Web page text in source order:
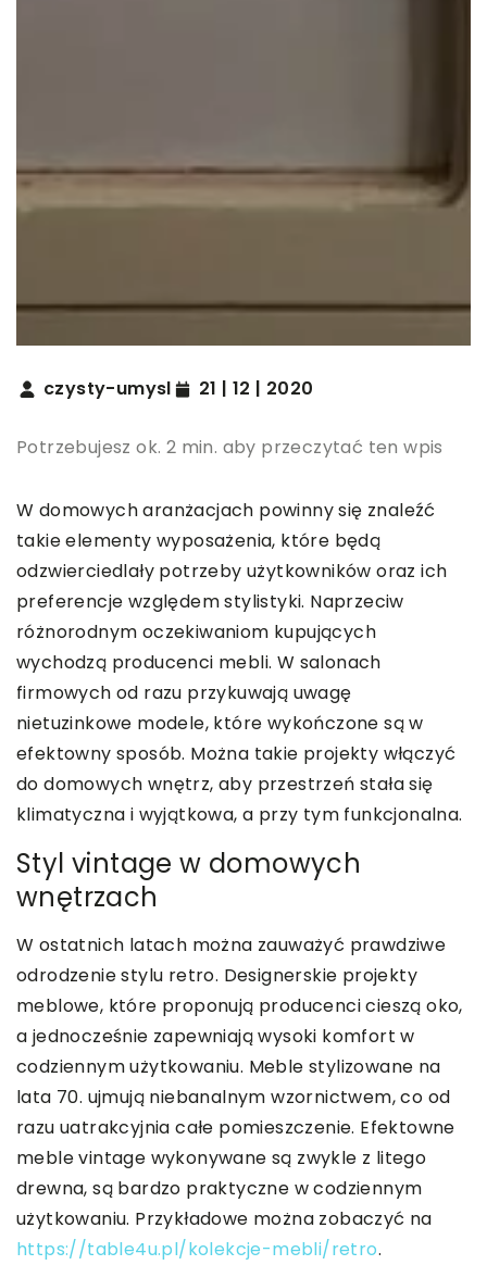
czysty-umysl 21 | 12 | 2020
Potrzebujesz ok. 2 min. aby przeczytać ten wpis
W domowych aranżacjach powinny się znaleźć
takie elementy wyposażenia, które będą
odzwierciedlały potrzeby użytkowników oraz ich
preferencje względem stylistyki. Naprzeciw
różnorodnym oczekiwaniom kupujących
wychodzą producenci mebli. W salonach
firmowych od razu przykuwają uwagę
nietuzinkowe modele, które wykończone są w
efektowny sposób. Można takie projekty włączyć
do domowych wnętrz, aby przestrzeń stała się
klimatyczna i wyjątkowa, a przy tym funkcjonalna.
Styl vintage w domowych
wnętrzach
W ostatnich latach można zauważyć prawdziwe
odrodzenie stylu retro. Designerskie projekty
meblowe, które proponują producenci cieszą oko,
a jednocześnie zapewniają wysoki komfort w
codziennym użytkowaniu. Meble stylizowane na
lata 70. ujmują niebanalnym wzornictwem, co od
razu uatrakcyjnia całe pomieszczenie. Efektowne
meble vintage wykonywane są zwykle z litego
drewna, są bardzo praktyczne w codziennym
użytkowaniu. Przykładowe można zobaczyć na
https://table4u.pl/kolekcje-mebli/retro.